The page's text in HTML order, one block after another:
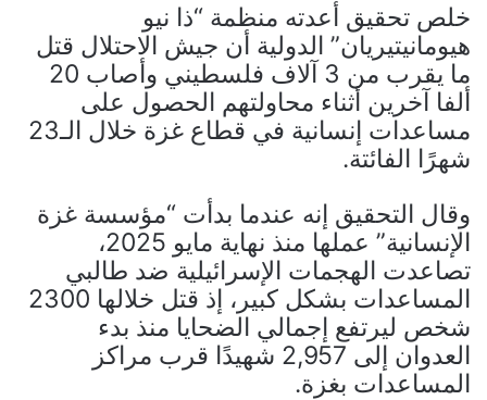
خلص تحقيق أعدته منظمة “ذا نيو
هيومانيتيريان” الدولية أن جيش الاحتلال قتل
ما يقرب من 3 آلاف فلسطيني وأصاب 20
ألفا آخرين أثناء محاولتهم الحصول على
مساعدات إنسانية في قطاع غزة خلال الـ23
شهرًا الفائتة.
وقال التحقيق إنه عندما بدأت “مؤسسة غزة
الإنسانية” عملها منذ نهاية مايو 2025،
تصاعدت الهجمات الإسرائيلية ضد طالبي
المساعدات بشكل كبير، إذ قتل خلالها 2300
شخص ليرتفع إجمالي الضحايا منذ بدء
العدوان إلى 2,957 شهيدًا قرب مراكز
المساعدات بغزة.